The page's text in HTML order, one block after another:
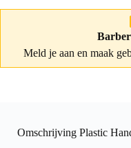
Meld je aan en maak
Omschrijving Plastic